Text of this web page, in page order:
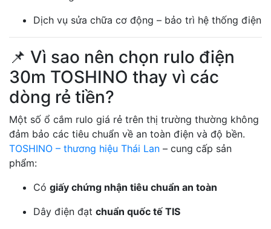
Dịch vụ sửa chữa cơ động – bảo trì hệ thống điện
📌 Vì sao nên chọn rulo điện
30m TOSHINO thay vì các
dòng rẻ tiền?
Một số ổ cắm rulo giá rẻ trên thị trường thường không
đảm bảo các tiêu chuẩn về an toàn điện và độ bền.
TOSHINO – thương hiệu Thái Lan – cung cấp sản
phẩm:
Có giấy chứng nhận tiêu chuẩn an toàn
Dây điện đạt chuẩn quốc tế TIS